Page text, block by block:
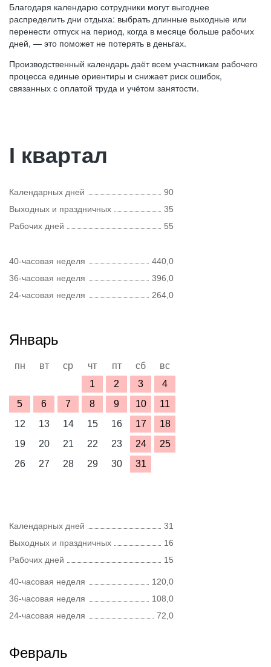
Благодаря календарю сотрудники могут выгоднее
распределить дни отдыха: выбрать длинные выходные или
перенести отпуск на период, когда в месяце больше рабочих
дней, — это поможет не потерять в деньгах.
Производственный календарь даёт всем участникам рабочего
процесса единые ориентиры и снижает риск ошибок,
связанных с оплатой труда и учётом занятости.
I квартал
Календарных дней
90
Выходных и праздничных
35
Рабочих дней
55
40-часовая неделя
440,0
36-часовая неделя
396,0
24-часовая неделя
264,0
Январь
пн вт ср чт пт сб
вс
1
2 3
4
5
6 7 8 9 10
11
12
13 14 15 16 17
18
19
20 21 22 23 24
25
26
27 28 29 30 31
Календарных дней
31
Выходных и праздничных
16
Рабочих дней
15
40-часовая неделя
120,0
36-часовая неделя
108,0
24-часовая неделя
72,0
Февраль